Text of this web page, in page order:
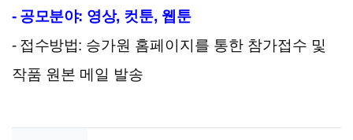
- 공모분야: 영상, 컷툰, 웹툰
- 접수방법: 승가원 홈페이지를 통한 참가접수 및
작품 원본 메일 발송